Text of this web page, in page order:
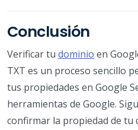
Conclusión
Verificar tu dominio en
TXT es un proceso sencillo
tus propiedades en Google
herramientas de Google.
confirmar la propiedad de tu